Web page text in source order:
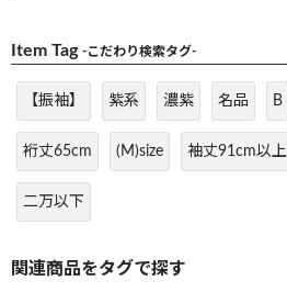
Item Tag -こだわり検索タグ-
【振袖】 紫系 濃紫 名品 B
裄丈65cm (M)size 袖丈91cm以上
二万以下